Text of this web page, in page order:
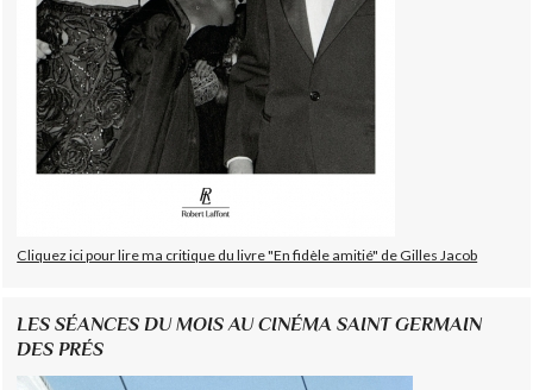
Cliquez ici pour lire ma critique du livre "En fidèle amitié" de Gilles Jacob
LES SÉANCES DU MOIS AU CINÉMA SAINT GERMAIN
DES PRÉS